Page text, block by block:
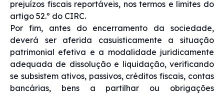
prejuízos fiscais reportáveis, nos termos e limites do
artigo 52.º do CIRC.
Por fim, antes do encerramento da sociedade,
deverá ser aferida casuisticamente a situação
patrimonial efetiva e a modalidade juridicamente
adequada de dissolução e liquidação, verificando
se subsistem ativos, passivos, créditos fiscais, contas
bancárias, bens a partilhar ou obrigações